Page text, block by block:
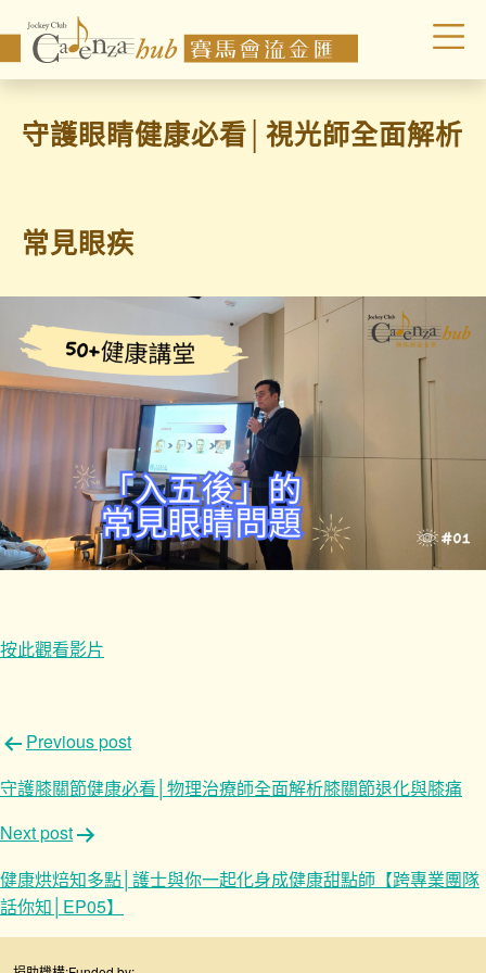
守護眼睛健康必看│視光師全面解析
常見眼疾
按此觀看影片
文
章
導
覽
Previous post
守護膝關節健康必看│物理治療師全面解析膝關節退化與膝痛
Next post
健康烘焙知多點│護士與你一起化身成健康甜點師【跨專業團隊
話你知│EP05】